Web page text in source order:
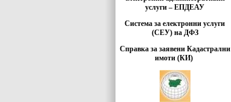
услуги – ЕПДЕАУ
Система за електронни услуги
(СЕУ) на ДФЗ
Справка за заявени Кадастрални
имоти (КИ)